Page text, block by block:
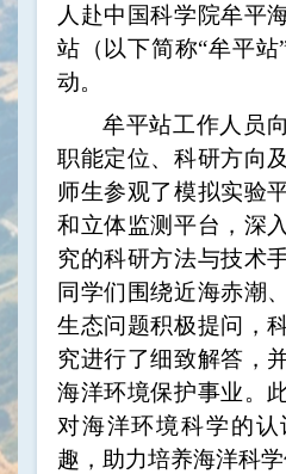
人赴中国科学院牟平
站（以下简称“牟平
动。
牟平站工作人员
职能定位、科研方向
师生参观了模拟实验
和立体监测平台，深
究的科研方法与技术
同学们围绕近海赤潮
生态问题积极提问，
究进行了细致解答，
海洋环境保护事业。
对海洋环境科学的
趣，助力培养海洋科学